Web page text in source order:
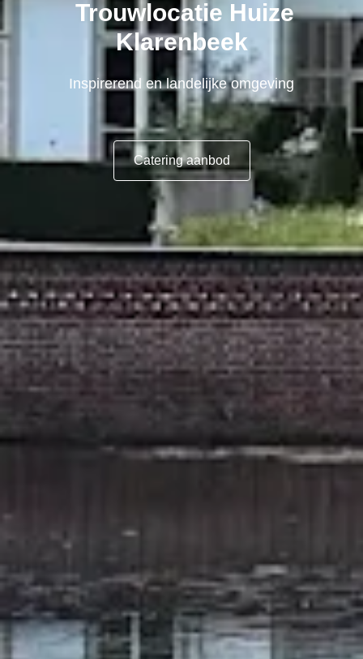
Trouwlocatie Huize
Klarenbeek
Inspirerend en landelijke omgeving
Catering aanbod